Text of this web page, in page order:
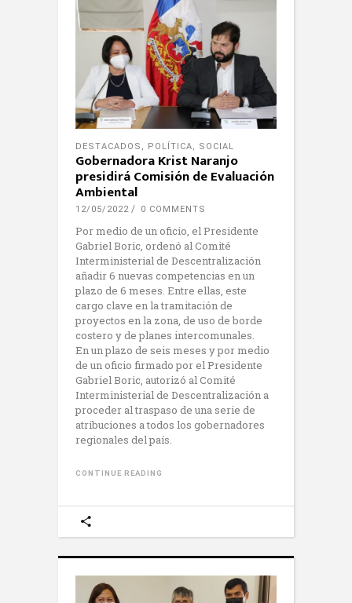
DESTACADOS , POLÍTICA, SOCIAL
Gobernadora Krist Naranjo
presidirá Comisión de Evaluación
Ambiental
12/05/2022 0 COMMENTS
Por medio de un oficio, el Presidente
Gabriel Boric, ordenó al Comité
Interministerial de Descentralización
añadir 6 nuevas competencias en un
plazo de 6 meses. Entre ellas, este
cargo clave en la tramitación de
proyectos en la zona, de uso de borde
costero y de planes intercomunales.
En un plazo de seis meses y por medio
de un oficio firmado por el Presidente
Gabriel Boric, autorizó al Comité
Interministerial de Descentralización a
proceder al traspaso de una serie de
atribuciones a todos los gobernadores
regionales del país.
CONTINUE READING